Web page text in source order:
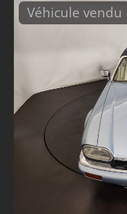
Véhicule vendu